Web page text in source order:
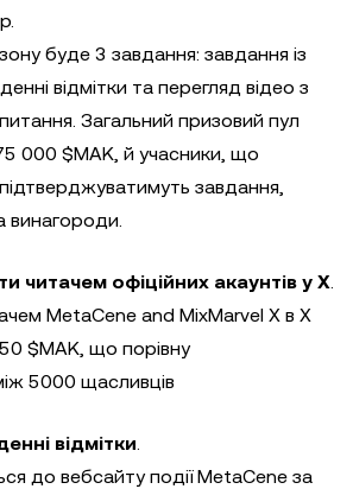
буде 3 завдання: завдання із
відмітки та перегляд відео з
Загальний призовий пул
000 $MAK, й учасники, що
завдання,
винагороди.
читачем офіційних акаунтів у X.
MetaCene and MixMarvel X в X
$MAK, що порівну
5000 щасливців
відмітки.
до вебсайту події MetaCene за